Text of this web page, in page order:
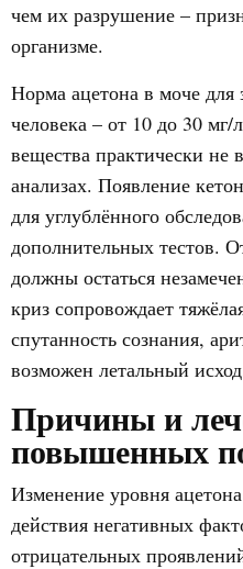
чем их разрушение –
организме.
Норма ацетона в моче для
человека – от 10 до 30 мг/
вещества практически не
анализах. Появление
для углублённого
дополнительных тестов.
должны остаться
криз сопровождает
спутанность сознания,
возможен летальный
Причины и
повышенных
Изменение уровня
действия негативных
отрицательных